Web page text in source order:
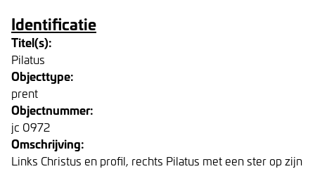
Identificatie
Titel(s):
Pilatus
Objecttype:
prent
Objectnummer:
jc 0972
Omschrijving:
Links Christus en profil, rechts Pilatus met een ster op zijn